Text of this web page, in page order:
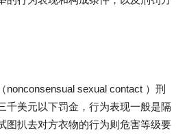
nonconsensual sexual contact ）刑
千美元以下罚金，行为表现一般是隔
图扒去对方衣物的行为则危害等级要